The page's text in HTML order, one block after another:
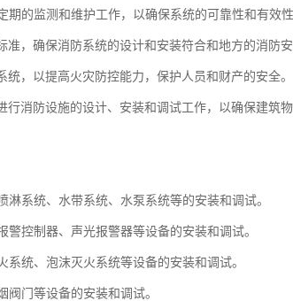
的监测和维护工作，以确保系统的可靠性和有效性
，确保消防系统的设计和安装符合和地方的消防
，以提高火灾防控能力，保护人员和财产的安全。
消防设施的设计、安装和调试工作，以确保建筑
系统、水带系统、水泵系统等的安装和调试。
控制器、声光报警器等设备的安装和调试。
统、泡沫灭火系统等设备的安装和调试。
门等设备的安装和调试。